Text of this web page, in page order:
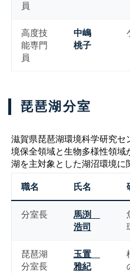
員
高度技
能専門
員
中嶋
桃子
琵琶湖分室
滋賀県琵琶湖環境科学研究
境保全領域と生物多様性領域
湖を主対象とした湖沼環境に
職名 氏名
分室長
馬渕
浩司
琵琶湖
分室長
玉置
雅紀